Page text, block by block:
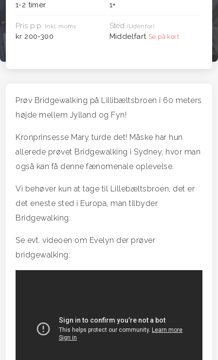
1-2 timer
1+
Pris p.p. Inkl. moms
kr 200-300
Sted (Udenfor)
Middelfart Se på kort
Prøv Bridgewalking på Lillibæltsbroen i 60 meters
højde mellem Jylland og Fyn!
Kronprinsesse Mary turde det! Måske har hun
allerede prøvet Bridgewalking i Sydney, hvor man
også kan få denne fænomenale oplevelse.
Vi behøver kun at tage til Lillebæltsbroen, det er
det eneste sted i Europa, man tilbyder
Bridgewalking.
Se evt. videoen om Evelyn der prøver
bridgewalking: